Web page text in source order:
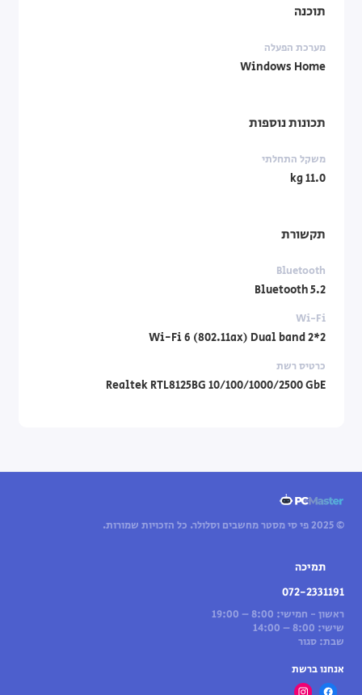
תוכנה
מערכת הפעלה
Windows Home
תכונות נוספות
משקל התחלתי
11.0 kg
תקשורת
Bluetooth
Bluetooth 5.2
Wi-Fi
Wi-Fi 6 (802.11ax) Dual band 2*2
כרטיס רשת
Realtek RTL8125BG 10/100/1000/2500 GbE
© 2025 פי סי מסטר מחשבים וסלולר. כל הזכויות שמורות.
תמיכה
072-2331191
ראשון - חמישי: 8:00 – 19:00
שישי: 8:00 – 14:00
שבת: סגור
אנחנו ברשת